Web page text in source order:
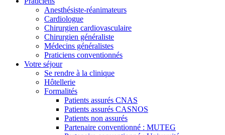
Anesthésiste-réanimateurs
Cardiologue
Chirurgien cardiovasculaire
Chirurgien généraliste
Médecins généralistes
Praticiens conventionnés
Votre séjour
Se rendre à la clinique
Hôtellerie
Formalités
Patients assurés CNAS
Patients assurés CASNOS
Patients non assurés
Partenaire conventionné : MUTEG